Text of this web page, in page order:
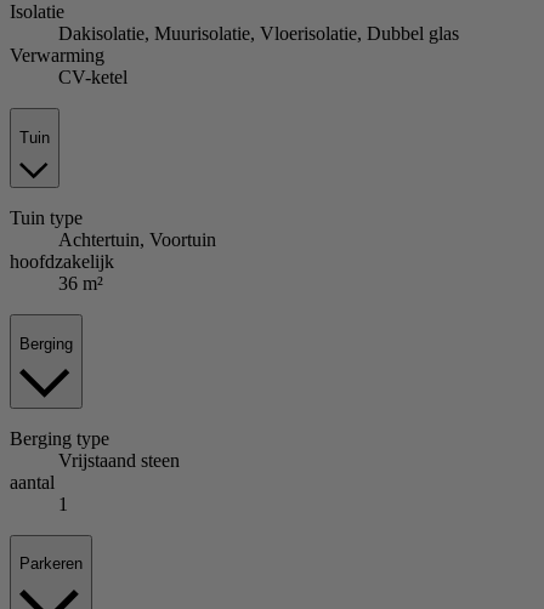
Isolatie
Dakisolatie, Muurisolatie, Vloerisolatie, Dubbel glas
Verwarming
CV-ketel
Tuin
Tuin type
Achtertuin, Voortuin
hoofdzakelijk
36 m²
Berging
Berging type
Vrijstaand steen
aantal
1
Parkeren